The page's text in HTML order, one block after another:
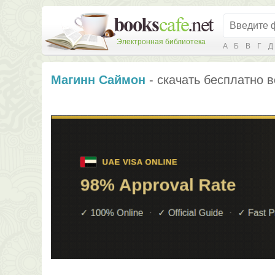
Электронная библиотека А Б В Г Д
Магинн Саймон - скачать бесплатно